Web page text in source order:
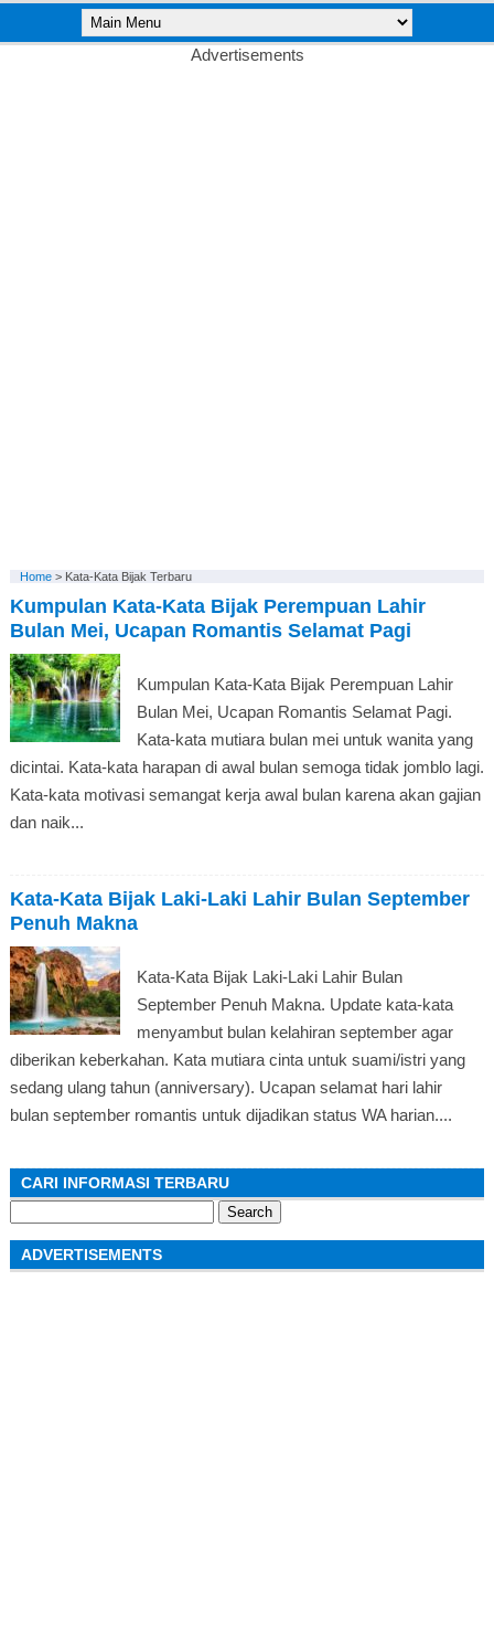
Advertisements
Home> Kata-Kata Bijak Terbaru
Kumpulan Kata-Kata Bijak Perempuan Lahir
Bulan Mei, Ucapan Romantis Selamat Pagi
Kumpulan Kata-Kata Bijak Perempuan Lahir
Bulan Mei, Ucapan Romantis Selamat Pagi.
Kata-kata mutiara bulan mei untuk wanita yang
dicintai. Kata-kata harapan di awal bulan semoga tidak jomblo lagi.
Kata-kata motivasi semangat kerja awal bulan karena akan gajian
dan naik...
Kata-Kata Bijak Laki-Laki Lahir Bulan September
Penuh Makna
Kata-Kata Bijak Laki-Laki Lahir Bulan
September Penuh Makna. Update kata-kata
menyambut bulan kelahiran september agar
diberikan keberkahan. Kata mutiara cinta untuk suami/istri yang
sedang ulang tahun (anniversary). Ucapan selamat hari lahir
bulan september romantis untuk dijadikan status WA harian....
CARI INFORMASI TERBARU
for:
ADVERTISEMENTS